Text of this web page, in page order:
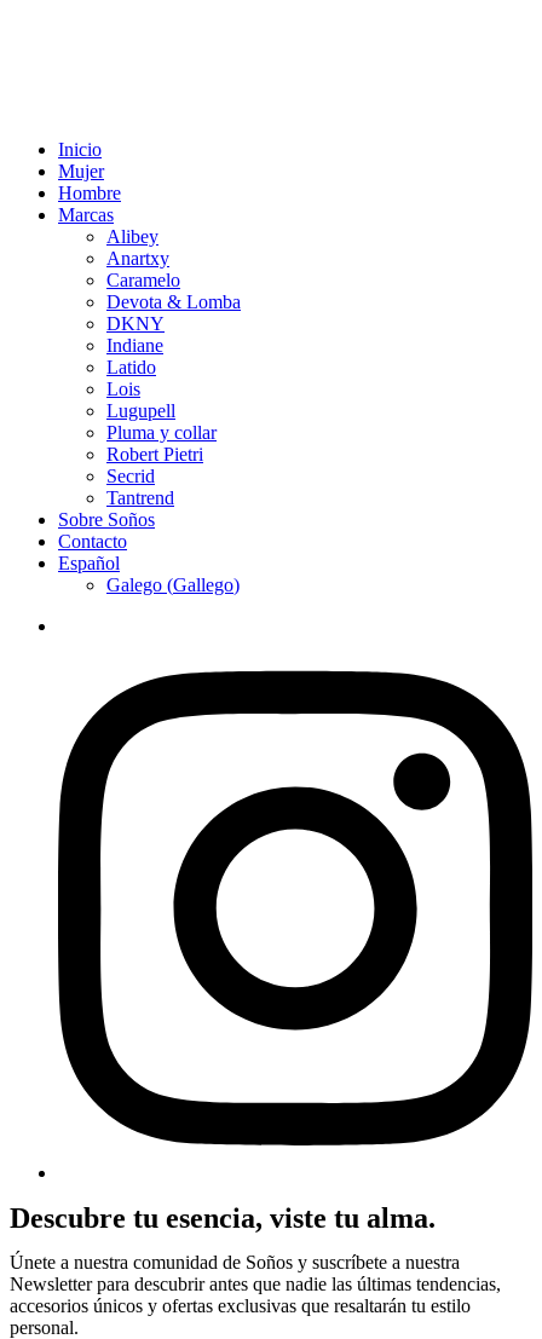
Inicio
Mujer
Hombre
Marcas
Alibey
Anartxy
Caramelo
Devota & Lomba
DKNY
Indiane
Latido
Lois
Lugupell
Pluma y collar
Robert Pietri
Secrid
Tantrend
Sobre Soños
Contacto
Español
Galego (Gallego)
Descubre tu esencia, viste tu alma.
Únete a nuestra comunidad de Soños y suscríbete a nuestra
Newsletter para descubrir antes que nadie las últimas tendencias,
accesorios únicos y ofertas exclusivas que resaltarán tu estilo
personal.